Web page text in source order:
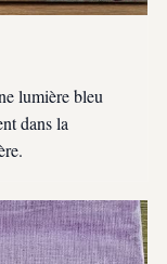
lumière bleu
dans la